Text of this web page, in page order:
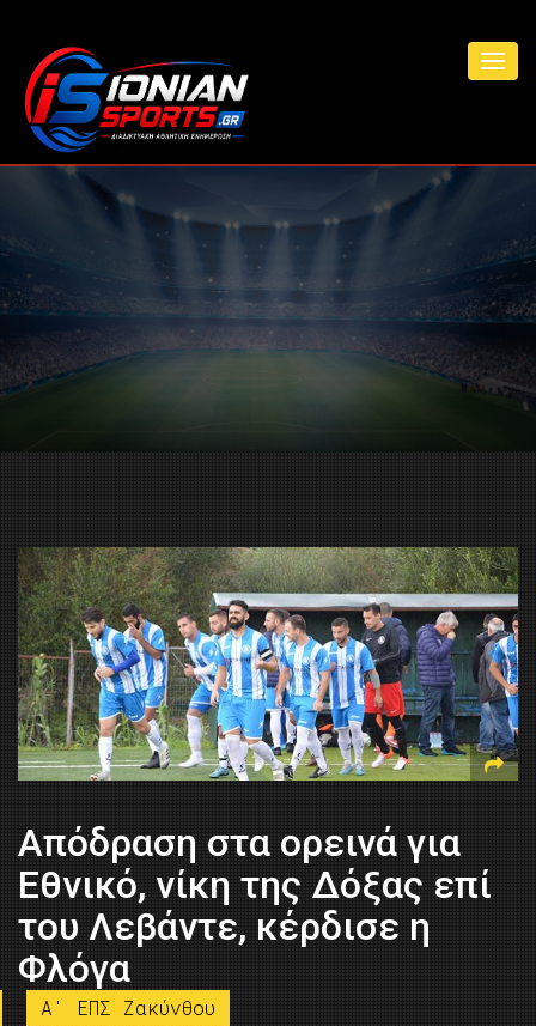
Απόδραση στα ορεινά για
Εθνικό, νίκη της Δόξας επί
του Λεβάντε, κέρδισε η
Φλόγα
A' ΕΠΣ Ζακύνθου